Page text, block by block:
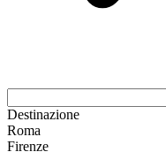
Destinazione
Roma
Firenze